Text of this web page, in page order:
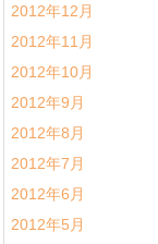
2012年12月
2012年11月
2012年10月
2012年9月
2012年8月
2012年7月
2012年6月
2012年5月